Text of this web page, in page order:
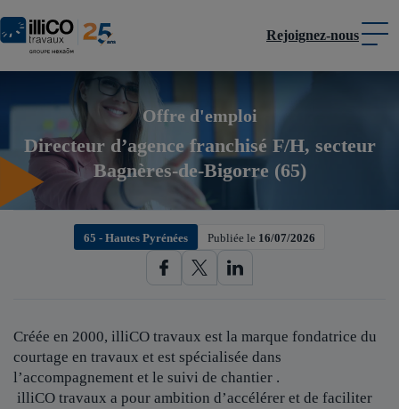
Panneau de gestion des cookies
Rejoignez-nous
Offre d'emploi
Directeur d’agence franchisé F/H, secteur
Bagnères-de-Bigorre (65)
65 - Hautes Pyrénées Publiée le 16/07/2026
Créée en 2000, illiCO travaux est la marque fondatrice du
courtage en travaux et est spécialisée dans
l’accompagnement et le suivi de chantier .
illiCO travaux a pour ambition d’accélérer et de faciliter